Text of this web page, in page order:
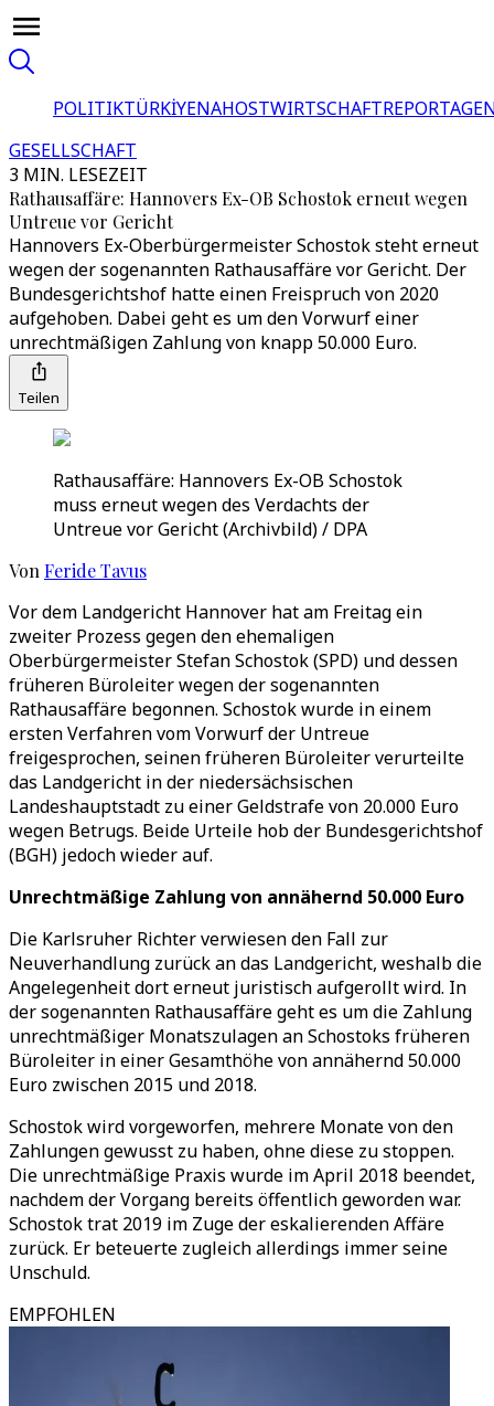
POLITIKTÜRKİYENAHOSTWIRTSCHAFT
GESELLSCHAFT
3 MIN. LESEZEIT
Rathausaffäre: Hannovers Ex-OB Schostok erneut wegen
Untreue vor Gericht
Hannovers Ex-Oberbürgermeister Schostok steht erneut
wegen der sogenannten Rathausaffäre vor Gericht. Der
Bundesgerichtshof hatte einen Freispruch von 2020
aufgehoben. Dabei geht es um den Vorwurf einer
unrechtmäßigen Zahlung von knapp 50.000 Euro.
Teilen
Rathausaffäre: Hannovers Ex-OB Schostok
muss erneut wegen des Verdachts der
Untreue vor Gericht (Archivbild) / DPA
Von Feride Tavus
Vor dem Landgericht Hannover hat am Freitag ein
zweiter Prozess gegen den ehemaligen
Oberbürgermeister Stefan Schostok (SPD) und dessen
früheren Büroleiter wegen der sogenannten
Rathausaffäre begonnen. Schostok wurde in einem
ersten Verfahren vom Vorwurf der Untreue
freigesprochen, seinen früheren Büroleiter verurteilte
das Landgericht in der niedersächsischen
Landeshauptstadt zu einer Geldstrafe von 20.000 Euro
wegen Betrugs. Beide Urteile hob der Bundesgerichtshof
(BGH) jedoch wieder auf.
Unrechtmäßige Zahlung von annähernd 50.000 Euro
Die Karlsruher Richter verwiesen den Fall zur
Neuverhandlung zurück an das Landgericht, weshalb die
Angelegenheit dort erneut juristisch aufgerollt wird. In
der sogenannten Rathausaffäre geht es um die Zahlung
unrechtmäßiger Monatszulagen an Schostoks früheren
Büroleiter in einer Gesamthöhe von annähernd 50.000
Euro zwischen 2015 und 2018.
Schostok wird vorgeworfen, mehrere Monate von den
Zahlungen gewusst zu haben, ohne diese zu stoppen.
Die unrechtmäßige Praxis wurde im April 2018 beendet,
nachdem der Vorgang bereits öffentlich geworden war.
Schostok trat 2019 im Zuge der eskalierenden Affäre
zurück. Er beteuerte zugleich allerdings immer seine
Unschuld.
EMPFOHLEN